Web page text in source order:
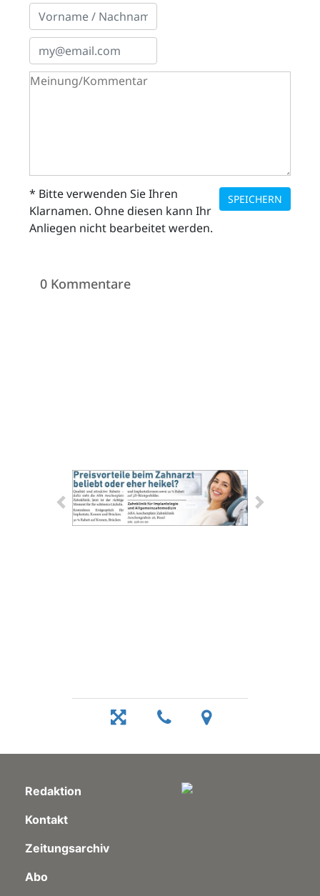
SPEICHERN
* Bitte verwenden Sie Ihren
Klarnamen. Ohne diesen kann Ihr
Anliegen nicht bearbeitet werden.
0 Kommentare
Redaktion
Kontakt
Zeitungsarchiv
Abo